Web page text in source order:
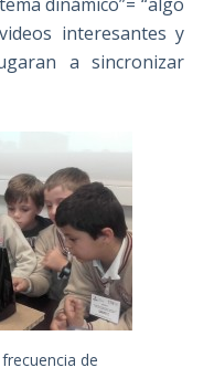
interesantes y
a sincronizar
de